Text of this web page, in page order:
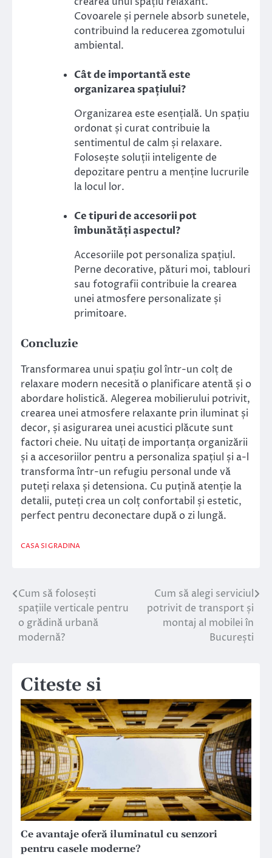
Covoarele și pernele absorb sunetele,
contribuind la reducerea zgomotului
ambiental.
Cât de importantă este
organizarea spațiului?
Organizarea este esențială. Un spațiu
ordonat și curat contribuie la
sentimentul de calm și relaxare.
Folosește soluții inteligente de
depozitare pentru a menține lucrurile
la locul lor.
Ce tipuri de accesorii pot
îmbunătăți aspectul?
Accesoriile pot personaliza spațiul.
Perne decorative, pături moi, tablouri
sau fotografii contribuie la crearea
unei atmosfere personalizate și
primitoare.
Concluzie
Transformarea unui spațiu gol într-un colț de
relaxare modern necesită o planificare atentă și o
abordare holistică. Alegerea mobilierului potrivit,
crearea unei atmosfere relaxante prin iluminat și
decor, și asigurarea unei acustici plăcute sunt
factori cheie. Nu uitați de importanța organizării
și a accesoriilor pentru a personaliza spațiul și a-l
transforma într-un refugiu personal unde vă
puteți relaxa și detensiona. Cu puțină atenție la
detalii, puteți crea un colț confortabil și estetic,
perfect pentru deconectare după o zi lungă.
CASA SI GRADINA
Navigare
în
articole
Cum să folosești
spațiile verticale pentru
o grădină urbană
modernă?
Cum să alegi serviciul
potrivit de transport și
montaj al mobilei în
București
Citeste si
Ce avantaje oferă iluminatul cu senzori
pentru casele moderne?